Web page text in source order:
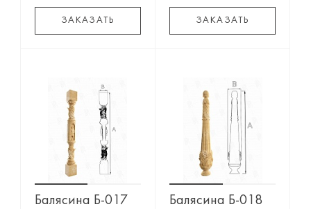
ЗАКАЗАТЬ ЗАКАЗАТЬ
Балясина Б-017 Балясина Б-018